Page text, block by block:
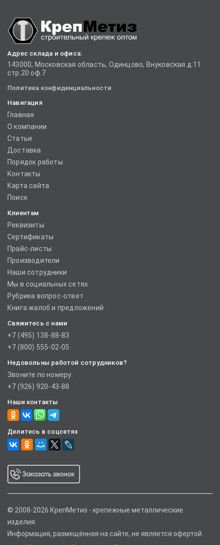
Адрес склада и офиса:
143000, Московская область, Одинцово, Внуковская д.11
стр.20 оф.7
Политика конфиденциальности
Навигация
Главная
О компании
Статьи
Доставка
Порядок работы
Контакты
Карта сайта
Поиск
Клиентам
Реквизиты
Сертификаты
Прайс-листы
Производители
Наши сотрудники
Мы в социальных сетях
Рубрика вопрос-ответ
Книга жалоб и предложений
Свяжитесь с нами
+7 (495) 138-88-83
+7 (800) 555-02-05
Недовольны работой сотрудников?
Звоните по номеру:
+7 (926) 920-43-88
Наши контакты
Делитесь в соцсетях
© 2008-2026 КрепМетиз - крепежные металлические
изделия.
Информация, размещённая на сайте, не является офертой.